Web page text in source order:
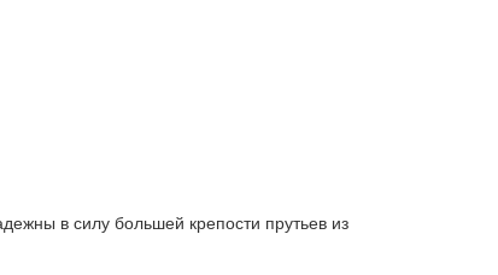
в силу большей крепости прутьев из